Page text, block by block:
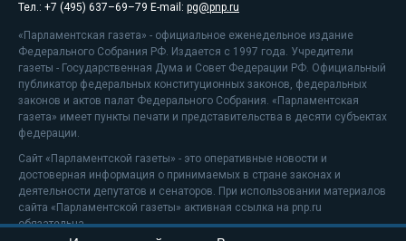
Тел.: +7 (495) 637–69–79 E-mail: pg@pnp.ru
«Парламентская газета» - официальное еженедельное издание
Федерального Собрания РФ. Издается с 1997 года. Учредители
газеты - Государственная Дума и Совет Федерации РФ. Официальный
публикатор федеральных конституционных законов, федеральных
законов и актов палат Федерального Собрания. «Парламентская
газета» имеет пункты печати и представительства в десяти субъектах
федерации.
Сайт «Парламентской газеты» - это оперативные новости и
достоверная информация о принимаемых в стране законах и
деятельности депутатов и сенаторов. При использовании материалов
сайта «Парламентской газеты» активная ссылка на pnp.ru
обязательна.